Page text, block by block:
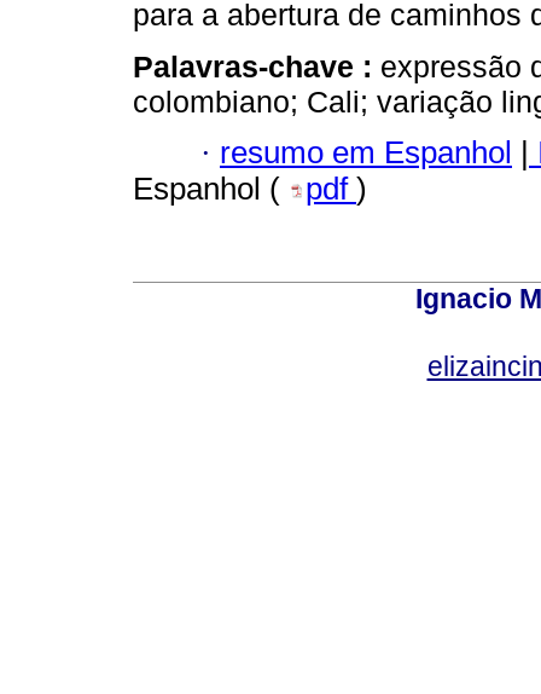
para a abertura de caminhos
Palavras-chave : expressão
colombiano; Cali; variação
· resumo em Espanhol
Espanhol (
pdf )
Ignacio